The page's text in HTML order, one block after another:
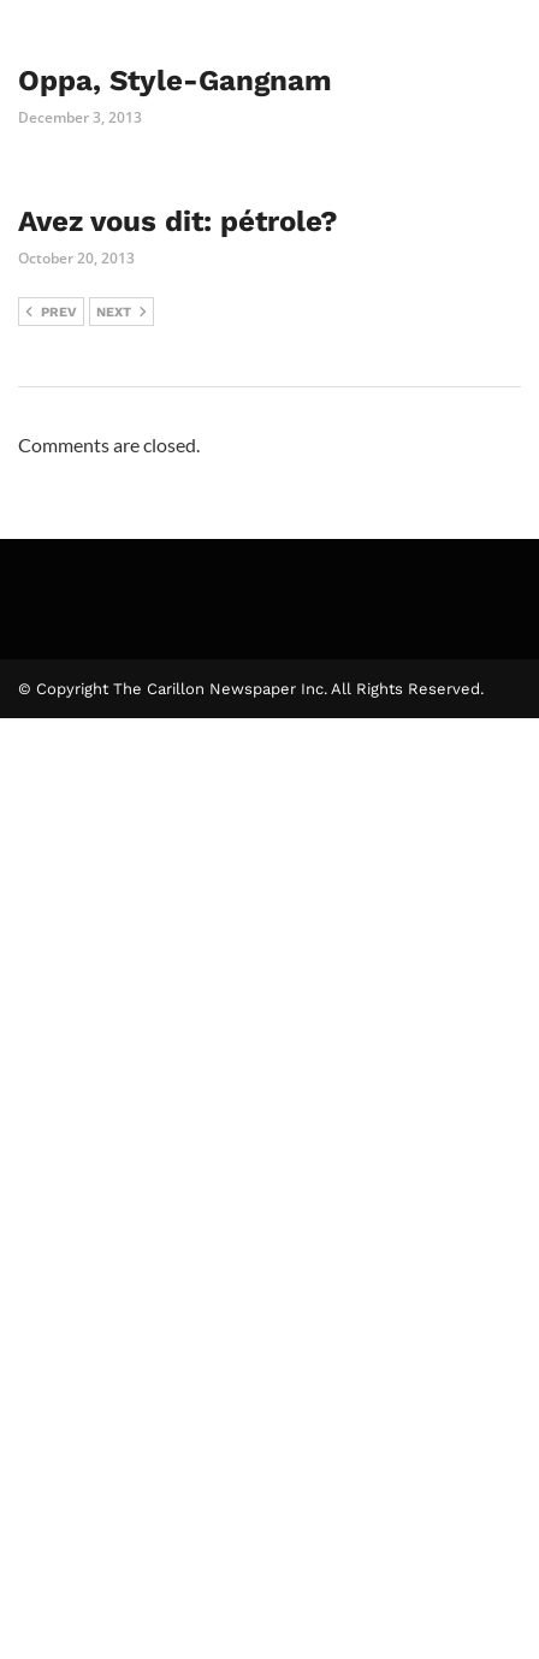
Oppa, Style-Gangnam
December 3, 2013
Avez vous dit: pétrole?
October 20, 2013
PREV NEXT
Comments are closed.
© Copyright The Carillon Newspaper Inc. All Rights Reserved.